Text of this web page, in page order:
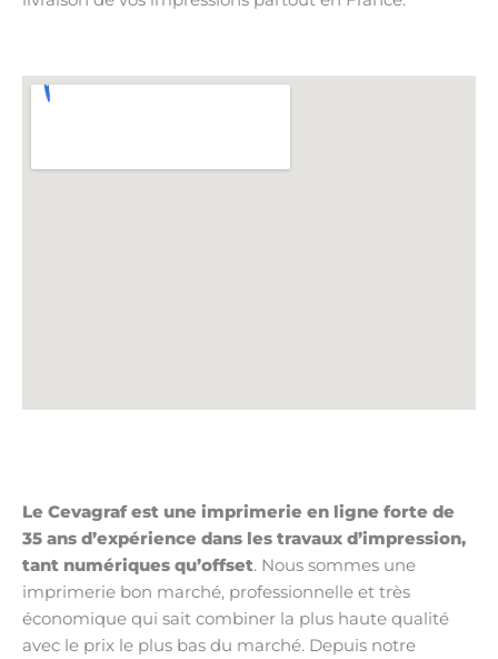
Le Cevagraf est une imprimerie en ligne forte de
35 ans d’expérience dans les travaux d’impression,
tant numériques qu’offset. Nous sommes une
imprimerie bon marché, professionnelle et très
économique qui sait combiner la plus haute qualité
avec le prix le plus bas du marché. Depuis notre